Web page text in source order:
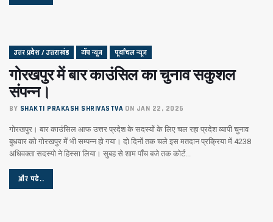
उत्तर प्रदेश / उत्तराखंड टॉप न्यूज पूर्वांचल न्यूज
गोरखपुर में बार काउंसिल का चुनाव सकुशल
संपन्न।
BY SHAKTI PRAKASH SHRIVASTVA ON JAN 22, 2026
गोरखपुर। बार काउंसिल आफ उत्तर प्रदेश के सदस्यों के लिए चल रहा प्रदेश व्यापी चुनाव
बुधवार को गोरखपुर में भी सम्पन्न हो गया। दो दिनों तक चले इस मतदान प्रक्रिया में 4238
अधिवक्ता सदस्यो ने हिस्सा लिया। सुबह से शाम पाँच बजे तक कोर्ट...
और पढे..